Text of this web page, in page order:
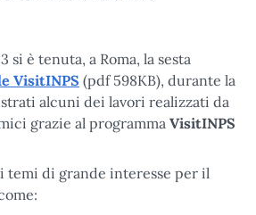
si è tenuta, a Roma, la sesta
VisitINPS (pdf 598KB), durante la
alcuni dei lavori realizzati da
grazie al programma VisitINPS
temi di grande interesse per il